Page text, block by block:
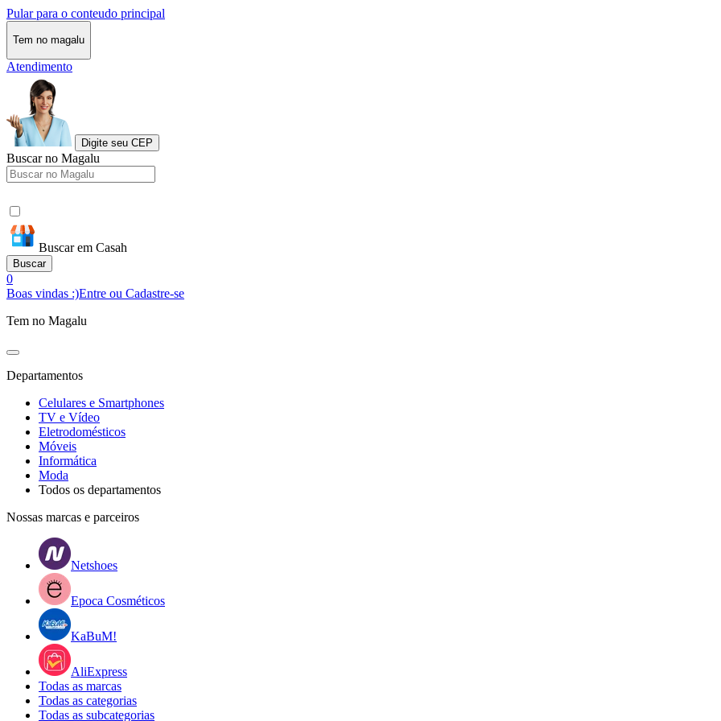
Pular para o conteudo principal
Tem no magalu
Atendimento
Digite seu CEP
Buscar no Magalu
Buscar em Casah
Buscar
0
Boas vindas :)Entre ou Cadastre-se
Tem no Magalu
Departamentos
Celulares e Smartphones
TV e Vídeo
Eletrodomésticos
Móveis
Informática
Moda
Todos os departamentos
Nossas marcas e parceiros
Netshoes
Epoca Cosméticos
KaBuM!
AliExpress
Todas as marcas
Todas as categorias
Todas as subcategorias